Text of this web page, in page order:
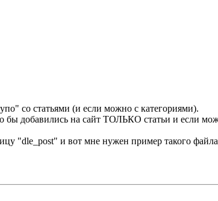
со статьями (и если можно с категориями).
бы добавились на сайт ТОЛЬКО статьи и если
"dle_post" и вот мне нужен пример такого